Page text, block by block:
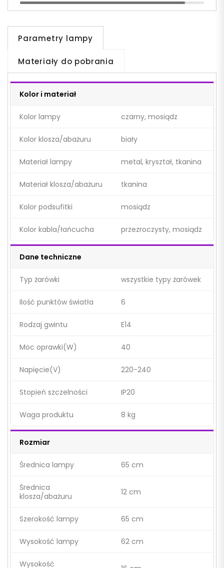
Parametry lampy
Materiały do pobrania
Kolor i materiał
Kolor lampy czarny, mosiądz
Kolor klosza/abażuru biały
Materiał lampy metal, kryształ, tkanina
Materiał klosza/abażuru tkanina
Kolor podsufitki mosiądz
Kolor kabla/łańcucha przezroczysty, mosiądz
Dane techniczne
Typ żarówki wszystkie typy żarówek
Ilość punktów światła 6
Rodzaj gwintu E14
Moc oprawki(W) 40
Napięcie(V) 220-240
Stopień szczelności IP20
Waga produktu 8 kg
Rozmiar
Średnica lampy 65 cm
Średnica
klosza/abażuru
12 cm
Szerokość lampy 65 cm
Wysokość lampy 62 cm
Wysokość